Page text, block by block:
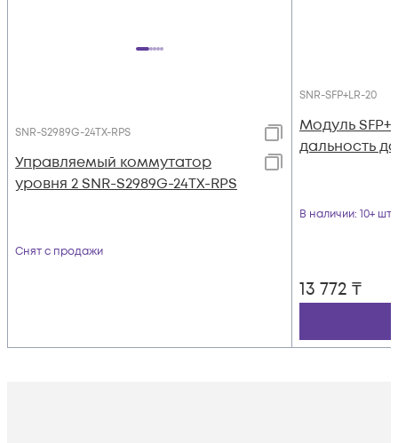
SNR-S2989G-24TX-RPS
Управляемый коммутатор
уровня 2 SNR-S2989G-24TX-RPS
Снят с продажи
SNR-SFP+LR-20
Модуль SFP+
дальность до
В наличии: 10+ шт
13 772 ₸